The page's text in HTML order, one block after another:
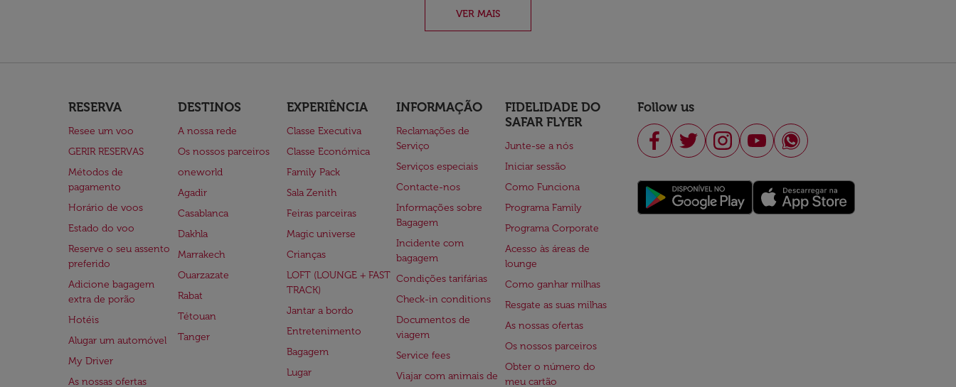
VER MAIS
RESERVA
Resee um voo
GERIR RESERVAS
Métodos de
pagamento
Horário de voos
Estado do voo
Reserve o seu assento
preferido
Adicione bagagem
extra de porão
Hotéis
Alugar um automóvel
My Driver
As nossas ofertas
DESTINOS
A nossa rede
Os nossos parceiros
oneworld
Agadir
Casablanca
Dakhla
Marrakech
Ouarzazate
Rabat
Tétouan
Tanger
EXPERIÊNCIA
Classe Executiva
Classe Económica
Family Pack
Sala Zenith
Feiras parceiras
Magic universe
Crianças
LOFT (LOUNGE + FAST
TRACK)
Jantar a bordo
Entretenimento
Bagagem
Lugar
INFORMAÇÃO
Reclamações de
Serviço
Serviços especiais
Contacte-nos
Informações sobre
Bagagem
Incidente com
bagagem
Condições tarifárias
Check-in conditions
Documentos de
viagem
Service fees
Viajar com animais de
FIDELIDADE DO
SAFAR FLYER
Junte-se a nós
Iniciar sessão
Como Funciona
Programa Family
Programa Corporate
Acesso às áreas de
lounge
Como ganhar milhas
Resgate as suas milhas
As nossas ofertas
Os nossos parceiros
Obter o número do
meu cartão
Follow us